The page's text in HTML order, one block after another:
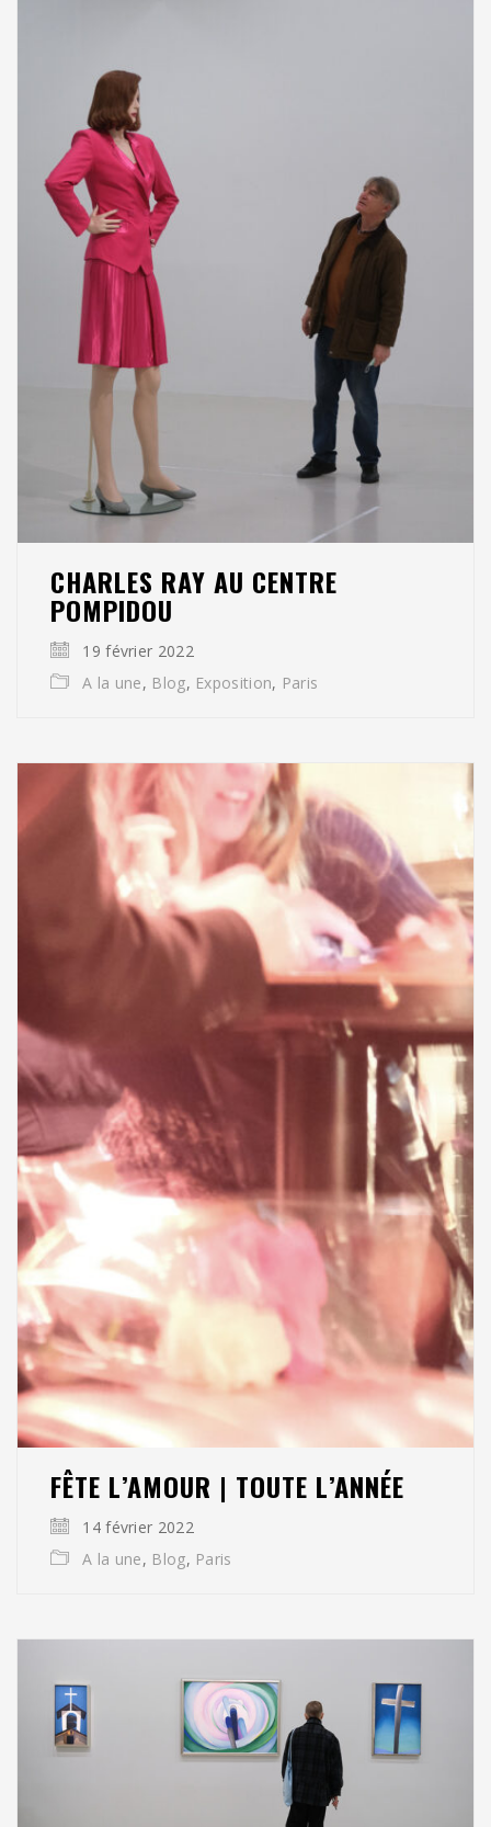
CHARLES RAY AU CENTRE
POMPIDOU
19 février 2022
A la une, Blog, Exposition, Paris
FÊTE L’AMOUR | TOUTE L’ANNÉE
14 février 2022
A la une, Blog, Paris